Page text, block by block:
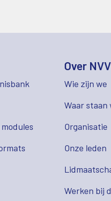
Over
Wie zijn we
Waar staan
Organisatie
Onze leden
Werken bij